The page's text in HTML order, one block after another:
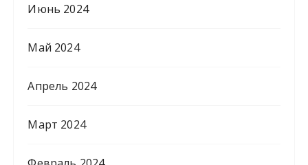
Июнь 2024
Май 2024
Апрель 2024
Март 2024